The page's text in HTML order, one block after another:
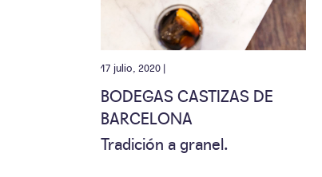
17 julio, 2020 |
BODEGAS CASTIZAS DE
BARCELONA
Tradición a granel.